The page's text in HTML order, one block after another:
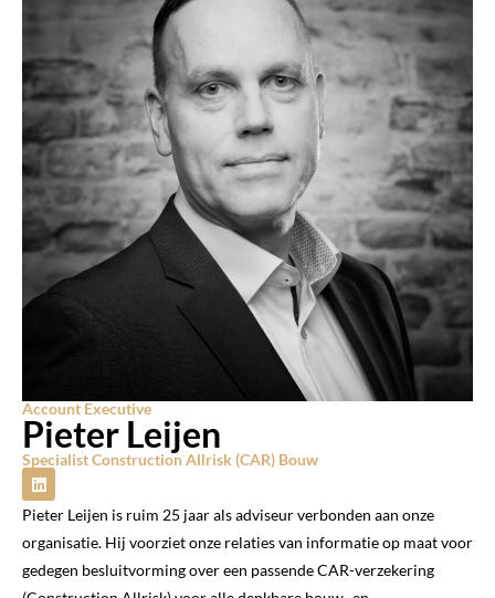
Account Executive
Pieter Leijen
Specialist Construction Allrisk (CAR) Bouw
Pieter Leijen is ruim 25 jaar als adviseur verbonden aan onze
organisatie. Hij voorziet onze relaties van informatie op maat voor
gedegen besluitvorming over een passende CAR-verzekering